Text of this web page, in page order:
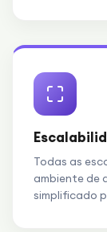
Todas as
ambiente de
simplificado